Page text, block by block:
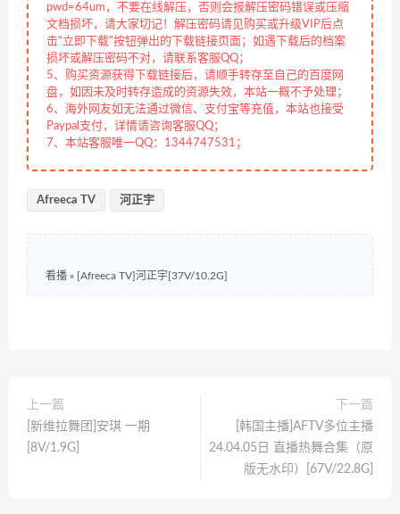
pwd=64um，不要在线解压，否则会报解压密码错误或压缩
文档损坏，请大家切记！解压密码请见购买或升级VIP后点
击“立即下载”按钮弹出的下载链接页面；如遇下载后的档案
损坏或解压密码不对，请联系客服QQ；
5、购买资源获得下载链接后，请顺手转存至自己的百度网
盘，如因未及时转存造成的资源失效，本站一概不予处理；
6、海外网友如无法通过微信、支付宝等充值，本站也接受
Paypal支付，详情请咨询客服QQ；
7、本站客服唯一QQ：1344747531；
Afreeca TV 河正宇
看播 » [Afreeca TV]河正宇[37V/10.2G]
上一篇
[新维拉舞团]安琪 一期
[8V/1.9G]
下一篇
[韩国主播]AFTV多位主播
24.04.05日 直播热舞合集（原
版无水印）[67V/22.8G]